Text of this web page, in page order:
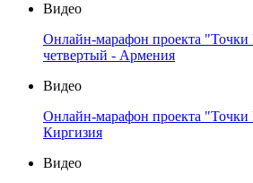
Видео
Онлайн-марафон проекта "Точки
четвертый - Армения
Видео
Онлайн-марафон проекта "Точки
Киргизия
Видео